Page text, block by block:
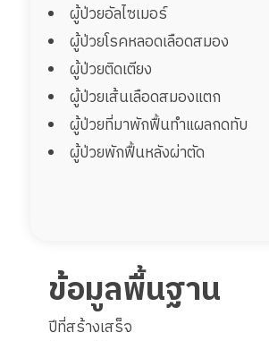
ผู้ป่วยอัลไซเมอร์
ผู้ป่วยโรคหลอดเลือดสมอง
ผู้ป่วยติดเตียง
ผู้ป่วยเส้นเลือดสมองแตก
ผู้ป่วยที่มาพักฟื้นทำแผลกดทับ
ผู้ป่วยพักฟื้นหลังผ่าตัด
ข้อมูลพื้นฐาน
ปีที่สร้างเสร็จ